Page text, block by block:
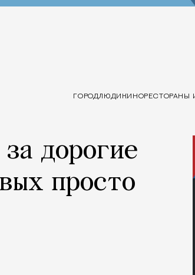
ГОРОДЛЮДИ КИНОРЕСТОРАНЫ
дорогие
просто